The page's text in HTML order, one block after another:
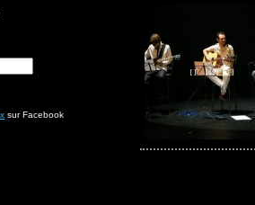
sur Facebook